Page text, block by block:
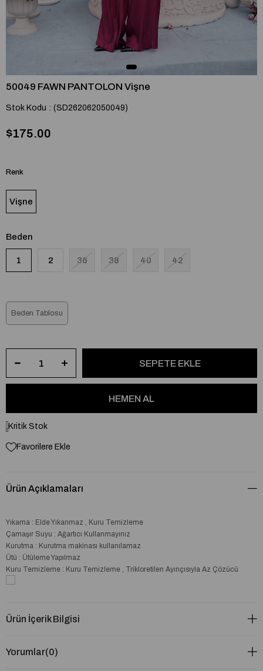
50049 FAWN PANTOLON Vişne
Stok Kodu (SD262062050049)
$175.00
Renk
Vişne
Beden
1 2 36 38 40 42
Beden Tablosu
Kritik Stok
Favorilere Ekle
Ürün Açıklamaları
Yıkama : Elde Yıkanmaz , Kuru Temizleme
Çamaşır Suyu : Ağartıcı Kullanmayınız
Kurutma : Kurutma makinası kullanılamaz
Ütü : Ütüleme Yapılmaz
Kuru Temizleme : Kuru Temizleme , Trikloretilen Ayırıçısıyla Az Çözücü
Ürün İçerik Bilgisi
Yorumlar(0)